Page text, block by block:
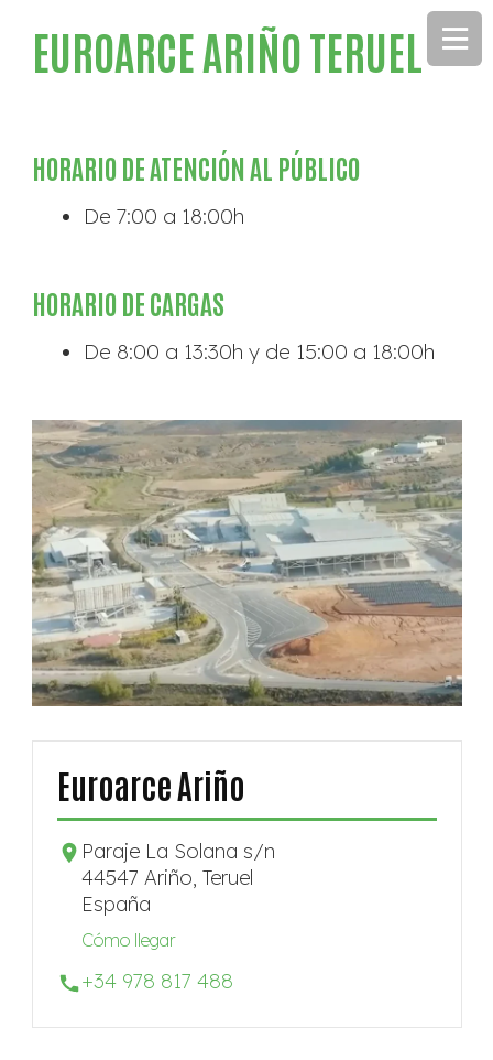
EUROARCE ARIÑO TERUEL
HORARIO DE ATENCIÓN AL PÚBLICO
De 7:00 a 18:00h
HORARIO DE CARGAS
De 8:00 a 13:30h y de 15:00 a 18:00h
Euroarce Ariño
Paraje La Solana s/n
44547 Ariño, Teruel
España
Cómo llegar
+34 978 817 488